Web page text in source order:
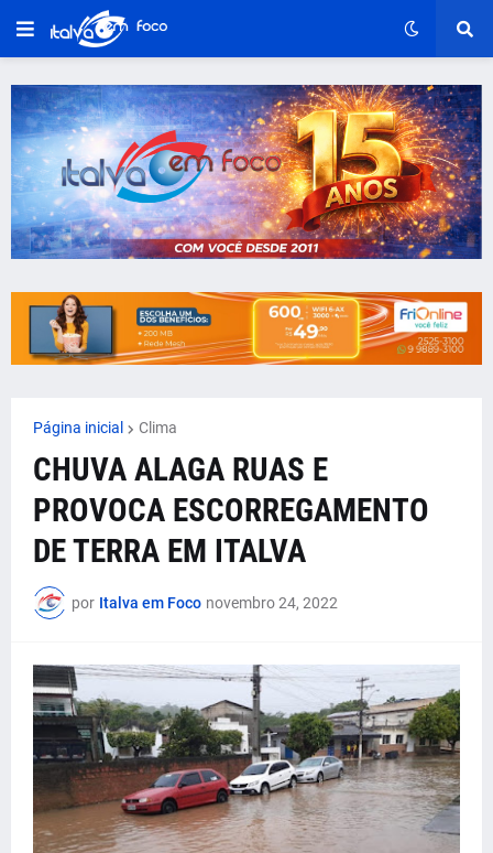
Página inicial Clima
CHUVA ALAGA RUAS E
PROVOCA ESCORREGAMENTO
DE TERRA EM ITALVA
por Italva em Foco novembro 24, 2022